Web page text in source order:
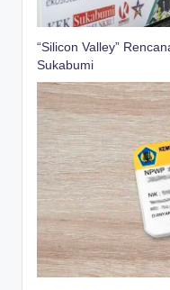
“Silicon Valley”
Sukabumi